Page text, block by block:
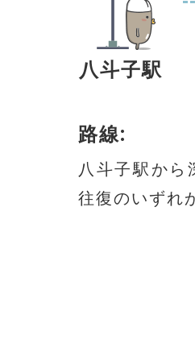
八斗子駅
路線:
八斗子駅から
往復のいずれ